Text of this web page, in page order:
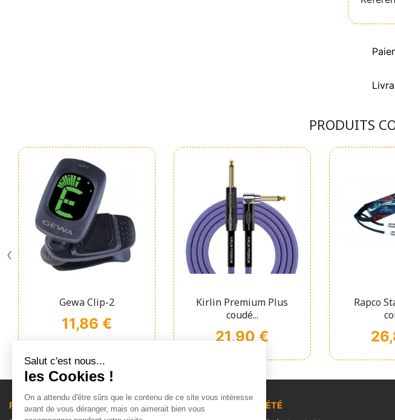
PRODUITS
Gewa Clip-2
Prix
11,86 €
Kirlin Premium Plus
coudé...
Prix
21,90 €
Rapco
Prix
‹
PRODUITS
NOTRE SOCIÉTÉ
Salut c'est nous...
les Cookies !
On a attendu d'être sûrs que le contenu de ce site vous intéresse
avant de vous déranger, mais on aimerait bien vous